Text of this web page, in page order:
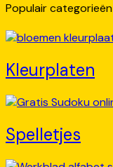
Populair categorieën
Kleurplaten
Spelletjes